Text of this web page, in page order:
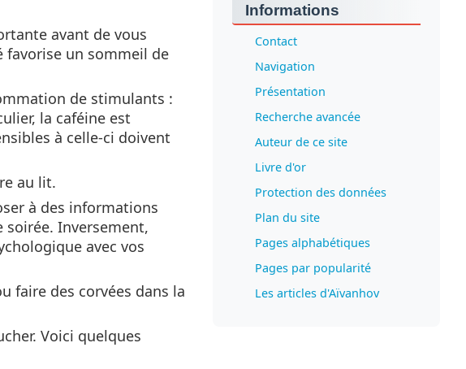
avant de vous
favorise un sommeil de
de stimulants :
la caféine est
à celle-ci doivent
au lit.
à des informations
Inversement,
avec vos
faire des corvées dans la
Voici quelques
Informations
Contact
Navigation
Présentation
Recherche avancée
Auteur de ce site
Livre d'or
Protection des données
Plan du site
Pages alphabétiques
Pages par popularité
Les articles d'Aïvanhov